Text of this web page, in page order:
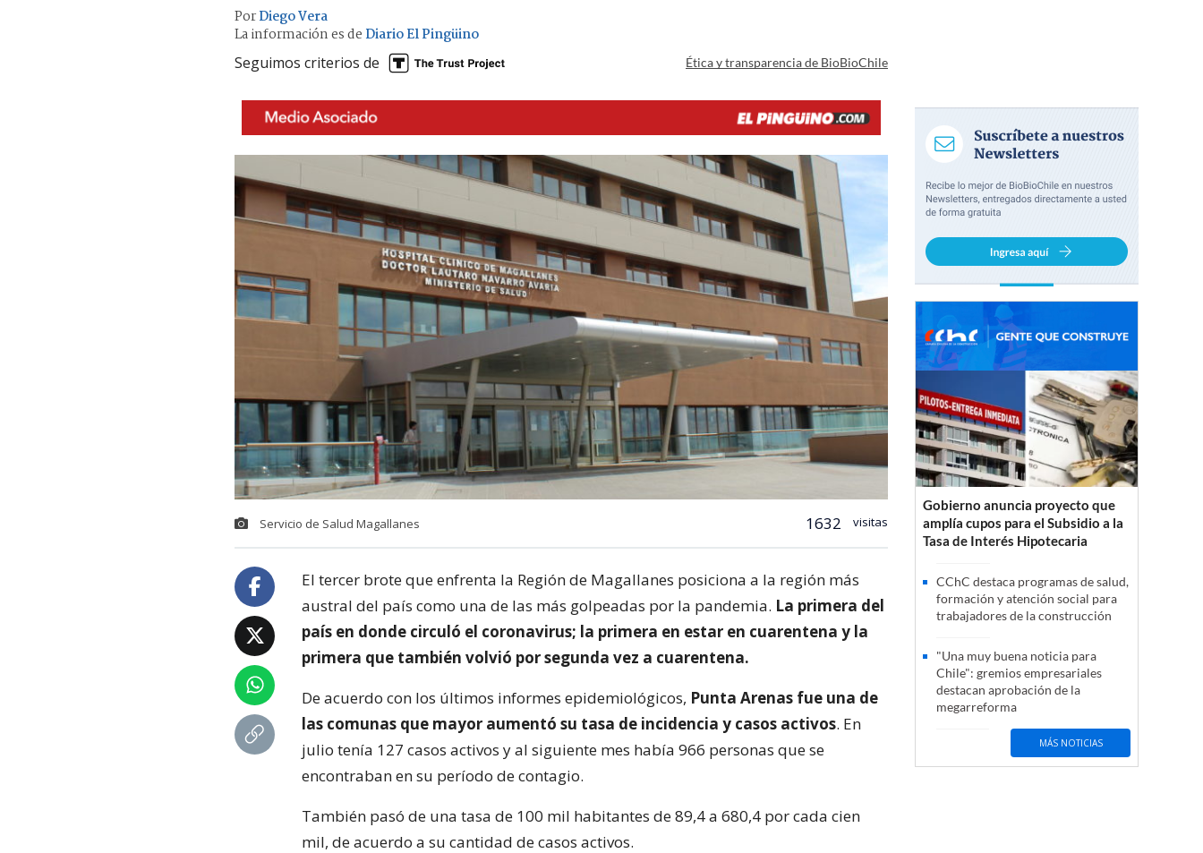
PorDiego Vera
La información es de Diario El Pingüino
Seguimos criterios de Ética y transparencia de BioBioChile
Servicio de Salud Magallanes 1632 visitas
El tercer brote que enfrenta la Región de Magallanes posiciona a la región más
austral del país como una de las más golpeadas por la pandemia. La primera del
país en donde circuló el coronavirus; la primera en estar en cuarentena y la
primera que también volvió por segunda vez a cuarentena.
De acuerdo con los últimos informes epidemiológicos, Punta Arenas fue una de
las comunas que mayor aumentó su tasa de incidencia y casos activos. En
julio tenía 127 casos activos y al siguiente mes había 966 personas que se
encontraban en su período de contagio.
También pasó de una tasa de 100 mil habitantes de 89,4 a 680,4 por cada cien
mil, de acuerdo a su cantidad de casos activos.
Gobierno anuncia proyecto que
amplía cupos para el Subsidio a la
Tasa de Interés Hipotecaria
CChC destaca programas de salud,
formación y atención social para
trabajadores de la construcción
"Una muy buena noticia para
Chile": gremios empresariales
destacan aprobación de la
megarreforma
MÁS NOTICIAS